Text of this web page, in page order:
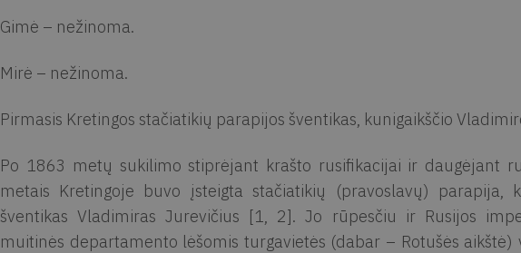
Gimė – nežinoma.
Mirė – nežinoma.
Pirmasis Kretingos stačiatikių parapijos šventikas, kunigaikščio
Po 1863 metų sukilimo stiprėjant krašto rusifikacijai ir daugėjant
metais Kretingoje buvo įsteigta stačiatikių (pravoslavų) parapija,
šventikas Vladimiras Jurevičius [1, 2]. Jo rūpesčiu ir Rusijos
muitinės departamento lėšomis turgavietės (dabar – Rotušės